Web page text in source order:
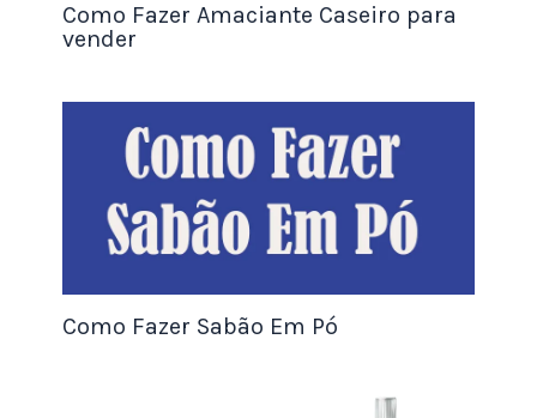
universidades, escolas de comunicação, escolas
É importante buscar por cursos com boa
reputação e instrutores experientes. Além disso, é
sempre recomendável praticar e se familiarizar
com as ferramentas e técnicas para se tornar um
editor de vídeo freelancer.
Vale a pena trabalhar como editor de vídeos
Trabalhar como editor de vídeo freelancer pode ser
Como Fazer Amaciante Caseiro para
vender
Como Fazer Sabão Em Pó